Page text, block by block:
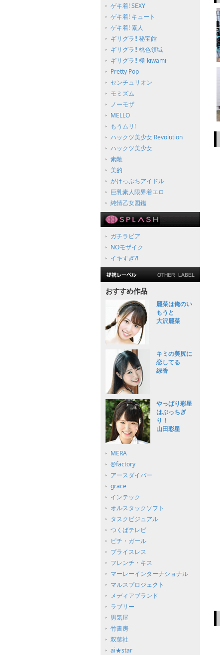
ゲキ着! SEXY
ゲキ着! キュート
ゲキ着! 素人
ギリグラ!! 秘宝館
ギリグラ!! 桃色領域
ギリグラ!! 極-kiwami-
Pretty Pop
センチュリオン
モミズム
ノーモザ
MELLO
もうムリ!
ハックツ美少女 Revolution
ハックツ美少女
素敵
美的
がけっぷちアイドル
巨乳素人限界着エロ
純情乙女図鑑
ガチラビア
NOモザイク
イキすぎ?!
おすすめ作品
麗菜は俺のい
もうと
大沢麗菜
キミの美尻に
恋してる
緑香
やっぱり彩星
はぶっちぎ
り！
山田彩星
MERA
@factory
アースダイバー
grace
インテック
オルスタックソフト
タスクビジュアル
つくばテレビ
ピチ・ガール
プライスレス
フレンチ・キス
マーレーインターナショナル
マルスプロジェクト
メディアブランド
ラブリー
男気屋
竹書房
双葉社
ai★star